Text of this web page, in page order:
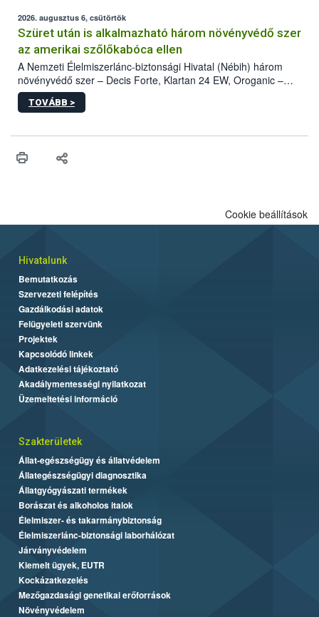
az intenzív felderítést, emellett az intézkedéseket a szlovák
hatósággal is összehangolják a terjedés megállítása érdekében.
2026. augusztus 6, csütörtök
Szüret után is alkalmazható három növényvédő szer
az amerikai szőlőkabóca ellen
A Nemzeti Élelmiszerlánc-biztonsági Hivatal (Nébih) három
növényvédő szer – Decis Forte, Klartan 24 EW, Oroganic –
engedélyokiratát módosította, így azok a szüretet követően,
egészen a vesszőérettség (BBCH 91) stádiumáig
érésű szőlőkben is legyen lehetőség a károsító elleni további
felhasználók számára is elérhető és ökológiai termesztésben is
TOVÁBB >
Cookie beállítások
Hivatalunk
Bemutatkozás
Szervezeti felépítés
Gazdálkodási adatok
Felügyeleti szervünk
Projektek
Kapcsolódó linkek
Adatkezelési tájékoztató
Akadálymentességi nyilatkozat
Üzemeltetési információ
Szakterületek
Állat-egészségügy és állatvédelem
Állategészségügyi diagnosztika
Állatgyógyászati termékek
Borászat és alkoholos italok
Élelmiszer- és takarmánybiztonság
Élelmiszerlánc-biztonsági laborhálózat
Járványvédelem
Kiemelt ügyek, EUTR
Kockázatkezelés
Mezőgazdasági genetikai erőforrások
Növényvédelem